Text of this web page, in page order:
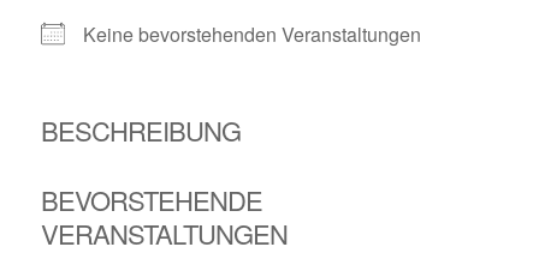
Keine bevorstehenden Veranstaltungen
BESCHREIBUNG
BEVORSTEHENDE
VERANSTALTUNGEN